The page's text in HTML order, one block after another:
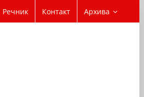
Речник Контакт Архива